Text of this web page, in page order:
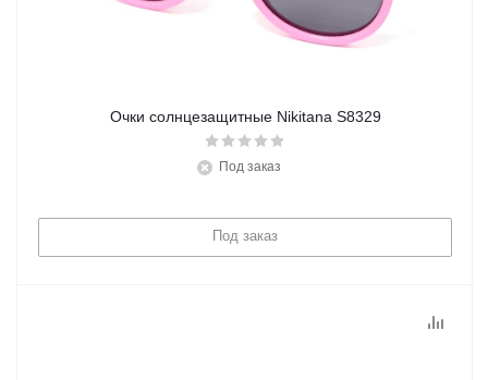
Очки солнцезащитные Nikitana S8329
Под заказ
Под заказ